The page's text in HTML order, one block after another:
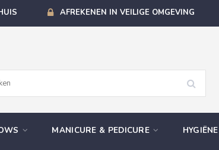
AFREKENEN IN VEILIGE OMGEVING
MANICURE & PEDICURE HYGIËNE